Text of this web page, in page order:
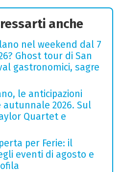
anche
nel weekend dal 7
Ghost tour di San
gastronomici, sagre
le anticipazioni
2026. Sul
Quartet e
per Ferie: il
eventi di agosto e